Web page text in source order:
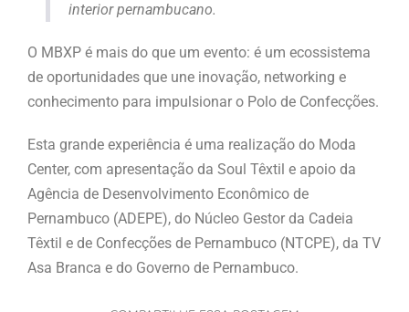
interior pernambucano.
O MBXP é mais do que um evento: é um ecossistema
de oportunidades que une inovação, networking e
conhecimento para impulsionar o Polo de Confecções.
Esta grande experiência é uma realização do Moda
Center, com apresentação da Soul Têxtil e apoio da
Agência de Desenvolvimento Econômico de
Pernambuco (ADEPE), do Núcleo Gestor da Cadeia
Têxtil e de Confecções de Pernambuco (NTCPE), da TV
Asa Branca e do Governo de Pernambuco.